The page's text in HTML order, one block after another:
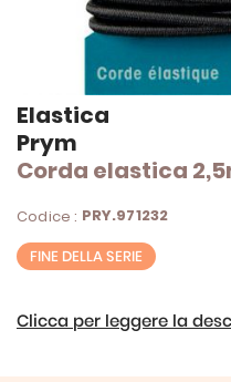
Elastica
Prym
Corda elastica
Codice : PRY.971232
FINE DELLA SERIE
Clicca per leggere la
Vai
all'inizio
della
galleria
immagini